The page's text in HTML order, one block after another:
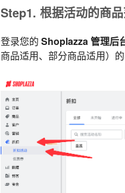
Step1. 根据活动的商
登录您的 Shoplazza 管理后
商品适用、部分商品适用）